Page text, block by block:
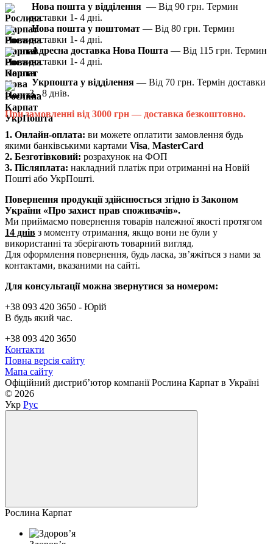
Нова пошта у відділення — Від 90 грн. Термин
доставки 1- 4 дні.
Нова пошта у поштомат — Від 80 грн. Термин
доставки 1- 4 дні.
Адресна доставка Нова Пошта — Від 115 грн. Термин
доставки 1- 4 дні.
Укрпошта у відділення — Від 70 грн. Термін доставки
3 - 8 днів.
При замовленні від 3000 грн — доставка безкоштовно.
1. Онлайн-оплата: ви можете оплатити замовлення будь
якими банківськими картами Visa, MasterCard
2. Безготівковий: розрахунок на ФОП
3. Післяплата: накладний платіж при отриманні на Новій
Пошті або УкрПошті.
Повернення продукції здійснюється згідно із Законом
України «Про захист прав споживачів».
Ми приймаємо повернення товарів належної якості протягом
14 днів з моменту отримання, якщо вони не були у
використанні та зберігають товарний вигляд.
Для оформлення повернення, будь ласка, зв’яжіться з нами за
контактами, вказаними на сайті.
Для консультації можна звернутися за номером:
+38 093 420 3650 - Юрій
В будь який час.
+38 093 420 3650
Контакти
Повна версія сайту
Мапа сайту
Офіційний дистриб’ютор компанії Рослина Карпат в Україні
© 2026
Укр Рус
Рослина Карпат